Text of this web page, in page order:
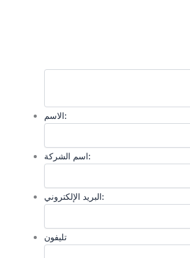
الاسم:
اسم الشركة:
البريد الإلكتروني:
تليفون